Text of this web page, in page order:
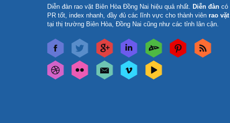
Diễn đàn rao vặt Biên Hòa Đồng Nai hiệu quả nhất. Diễn đàn có
PR tốt, index nhanh, đầy đủ các lĩnh vực cho thành viên rao vặt
tại thị trường Biên Hòa, Đồng Nai cũng như các tỉnh lân cận.